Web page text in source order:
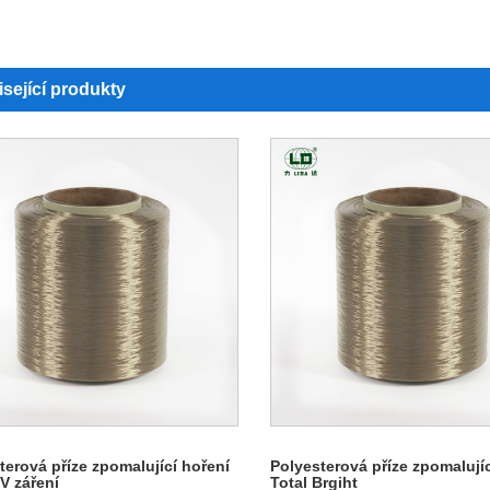
produkty
příze zpomalující hoření
záření
Polyesterová příze
Total Brgiht